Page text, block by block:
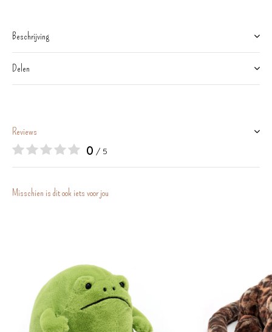
Beschrijving
Delen
Reviews
0 / 5
Misschien is dit ook iets voor jou